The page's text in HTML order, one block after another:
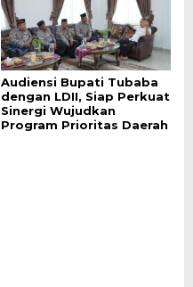
Audiensi Bupati Tubaba
dengan LDII, Siap Perkuat
Sinergi Wujudkan
Program Prioritas Daerah